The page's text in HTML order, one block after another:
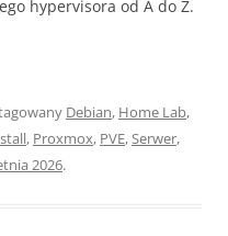
hypervisora od A do Z.
Debian, Home Lab,
, Proxmox, PVE,Serwer,
2026.